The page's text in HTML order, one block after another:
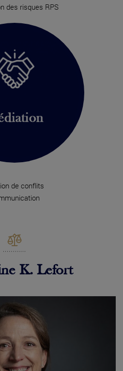
des risques RPS
de conflits
K. Lefort